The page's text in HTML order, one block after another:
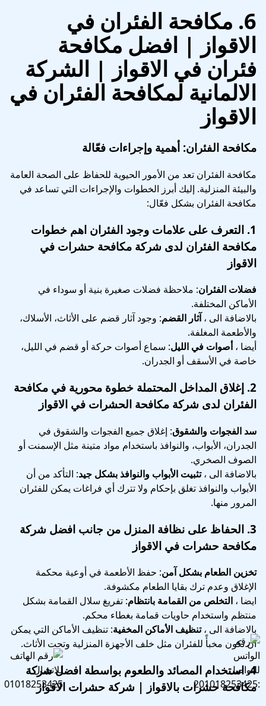
6. مكافحة الفئران في
الاقواز | افضل مكافحة
فئران في الاقواز | الشركة
الالمانية لمكافحة الفئران في
الاقواز
مكافحة الفئران: أهمية وإجراءات فعّالة
مكافحة الفئران تعد من الأمور الحيوية للحفاظ على الصحة العامة
والبيئة المنزلية. إليك أبرز الخطوات والإجراءات التي تساعد في
مكافحة الفئران بشكل فعّال:
1. التعرف على علامات وجود الفئران اهم خطوات
مكافحة الفئران لدى شركة مكافحة حشرات في
الاقواز
فضلات الفئران: ملاحظة فضلات صغيرة بنية أو سوداء في
الأماكن المختلفة.
بالاضافة الى ، آثار القضم: وجود آثار قضم على الأثاث، الأسلاك،
والأطعمة المغلفة.
أيضا ،أصوات في الليل: سماع أصوات حركة أو قضم في الليل،
خاصة في الأسقف أو الجدران.
2. إغلاق المداخل المحتملة خطوة محورية في مكافحة
الفئران لدى شركة مكافحة الحشرات في الاقواز
سد الفجوات والشقوق: إغلاق جميع الفجوات والشقوق في
الجدران، الأبواب، والنوافذ باستخدام مواد متينة مثل الإسمنت أو
الصوف الصخري.
بالاضافة الى ،تثبيت الأبواب والنوافذ بشكل جيد: التأكد من أن
الأبواب والنوافذ تغلق بإحكام ولا تترك أي فراغات يمكن للفئران
المرور منها.
3. الحفاظ على نظافة المنزل من جانب افضل شركة
مكافحة حشرات في الاقواز
تخزين الطعام بشكل آمن: حفظ الأطعمة في أوعية محكمة
الإغلاق وعدم ترك بقايا الطعام مكشوفة.
ايضا ، التخلص من القمامة بانتظام: تفريغ سلال القمامة بشكل
منتظم واستخدام حاويات قمامة بغطاء محكم.
بالاضافة الى ،تنظيف الأماكن المخفية: تنظيف الأماكن التي يمكن
أن تكون مخبأً للفئران مثل خلف الأجهزة المنزلية وتحت الأثاث.
4. استخدام المصائد والطعوم بواسطة افضل شركة
مكافحة حشرات بالاقواز | شركة حشرات الاقواز